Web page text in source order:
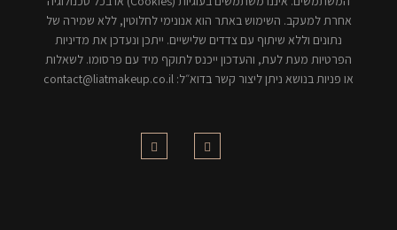
אחרת למעקב. השימוש באתר הוא אנונימי לחלוטין, ללא שמירה של
נתונים וללא שיתוף עם צדדים שלישיים. ייתכן ונעדכן את מדיניות
הפרטיות מעת לעת, והעדכון ייכנס לתוקף מיד עם פרסומו. לשאלות
או פניות בנושא ניתן ליצור קשר בדוא״ל: contact@liatmakeup.co.il